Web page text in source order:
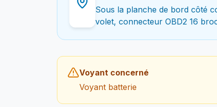
Sous la planche de bord côté
volet, connecteur OBD2 16
Voyant concerné
Voyant batterie